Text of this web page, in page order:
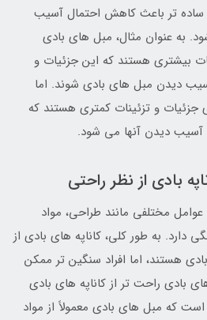
ساده تر باعث کاهش احتمال آسیب
به عنوان مثال، مبل های بادی
بیشتری هستند که این جزئیات و
دیدن مبل های بادی شوند. اما
جزئیات و تزئینات کمتری هستند که
آسیب دیدن آنها می شود.
بادی از نظر راحتی
مختلفی مانند طراحی، مواد
دارد. به طور کلی، کاناپه های بادی از
هستند، اما افراد سنگین تر ممکن
راحت تر از کاناپه های بادی
که مبل های بادی معمولاً از مواد